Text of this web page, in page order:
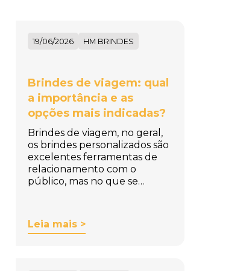
19/06/2026 HM BRINDES
Brindes de viagem: qual
a importância e as
opções mais indicadas?
Brindes de viagem, no geral,
os brindes personalizados são
excelentes ferramentas de
relacionamento com o
público, mas no que se…
Leia mais >